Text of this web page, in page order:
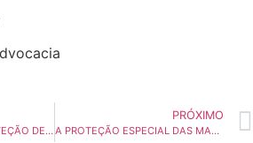
CONSUMIDOR E A PROTEÇÃO DE DADOS: EM BUSCA DE UMA EXPERIÊNCIA DE CONSUMO SEGURA E CONSCIENTE
PRÓXIMO
A PROTEÇÃO ESPECIAL DAS MARCAS DE ALTO RENOME